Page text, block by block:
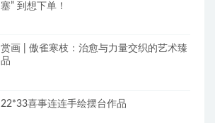
塞” 到想下单！
赏画 | 傲雀寒枝：治愈与力量交织的艺术臻
品
22*33喜事连连手绘摆台作品